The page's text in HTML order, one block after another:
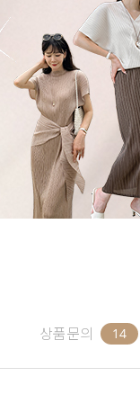
상품문의 14